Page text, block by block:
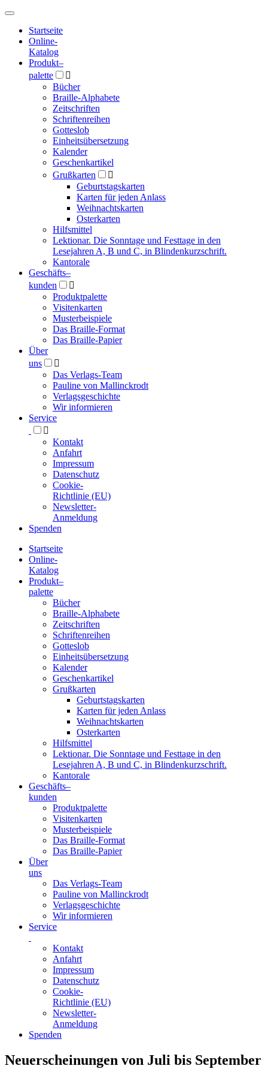
Hauptmenü
Hauptmenü
Startseite
Online-
Katalog
Produkt–
palette

Bücher
Braille-Alphabete
Zeitschriften
Schriftenreihen
Gotteslob
Einheitsübersetzung
Kalender
Geschenkartikel
Grußkarten

Geburtstagskarten
Karten für jeden Anlass
Weihnachtskarten
Osterkarten
Hilfsmittel
Lektionar. Die Sonntage und Festtage in den
Lesejahren A, B und C, in Blindenkurzschrift.
Kantorale
Geschäfts­–
kunden

Produktpalette
Visitenkarten
Musterbeispiele
Das Braille-Format
Das Braille-Papier
Über
uns

Das Verlags-Team
Pauline von Mallinckrodt
Verlagsgeschichte
Wir informieren
Service

Kontakt
Anfahrt
Impressum
Datenschutz
Cookie-
Richtlinie (EU)
Newsletter-
Anmeldung
Spenden
Blindenschrift-
Verlag
Druckerei
gGmbH
Startseite
Online-
Katalog
Produkt–
palette
Bücher
Braille-Alphabete
Zeitschriften
Schriftenreihen
Gotteslob
Einheitsübersetzung
Kalender
Geschenkartikel
Grußkarten
Geburtstagskarten
Karten für jeden Anlass
Weihnachtskarten
Osterkarten
Hilfsmittel
Lektionar. Die Sonntage und Festtage in den
Lesejahren A, B und C, in Blindenkurzschrift.
Kantorale
Geschäfts­–
kunden
Produktpalette
Visitenkarten
Musterbeispiele
Das Braille-Format
Das Braille-Papier
Über
uns
Das Verlags-Team
Pauline von Mallinckrodt
Verlagsgeschichte
Wir informieren
Service
Kontakt
Anfahrt
Impressum
Datenschutz
Cookie-
Richtlinie (EU)
Newsletter-
Anmeldung
Spenden
Skip
to
Neuerscheinungen von Juli bis September